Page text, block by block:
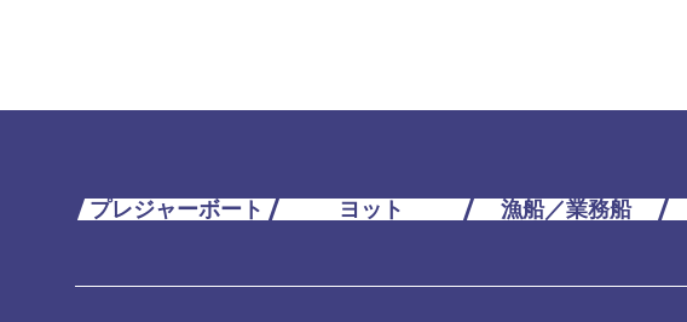
プレジャーボート ヨット 漁船／業務船